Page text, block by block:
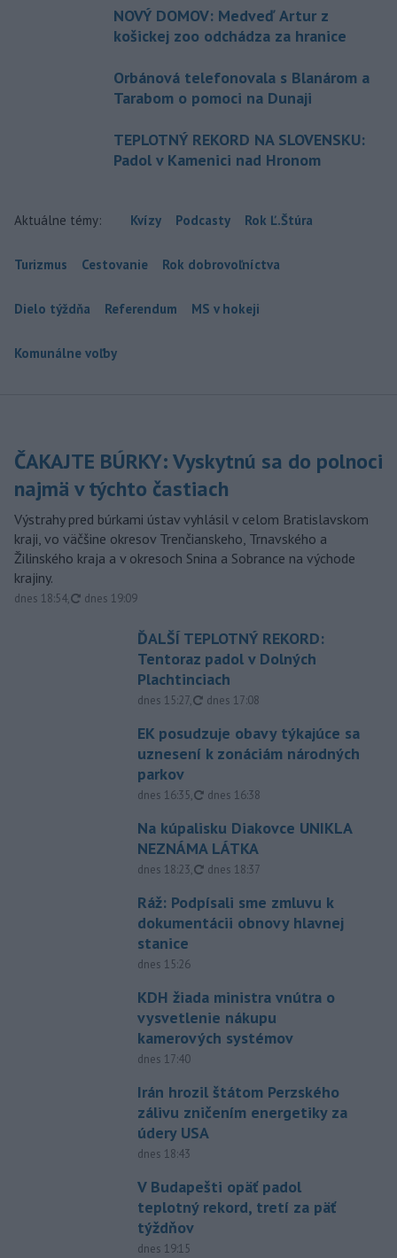
NOVÝ DOMOV: Medveď Artur z
košickej zoo odchádza za hranice
Orbánová telefonovala s Blanárom a
Tarabom o pomoci na Dunaji
TEPLOTNÝ REKORD NA SLOVENSKU:
Padol v Kamenici nad Hronom
Aktuálne témy: Kvízy Podcasty Rok Ľ.Štúra
Turizmus Cestovanie Rok dobrovoľníctva
Dielo týždňa Referendum MS v hokeji
Komunálne voľby
ČAKAJTE BÚRKY: Vyskytnú sa do polnoci
najmä v týchto častiach
Výstrahy pred búrkami ústav vyhlásil v celom Bratislavskom
kraji, vo väčšine okresov Trenčianskeho, Trnavského a
Žilinského kraja a v okresoch Snina a Sobrance na východe
krajiny.
dnes 18:54, aktualizované
dnes 19:09
ĎALŠÍ TEPLOTNÝ REKORD:
Tentoraz padol v Dolných
Plachtinciach
dnes 15:27, aktualizované
dnes 17:08
EK posudzuje obavy týkajúce sa
uznesení k zonáciám národných
parkov
dnes 16:35, aktualizované
dnes 16:38
Na kúpalisku Diakovce UNIKLA
NEZNÁMA LÁTKA
dnes 18:23, aktualizované
dnes 18:37
Ráž: Podpísali sme zmluvu k
dokumentácii obnovy hlavnej
stanice
dnes 15:26
KDH žiada ministra vnútra o
vysvetlenie nákupu
kamerových systémov
dnes 17:40
Irán hrozil štátom Perzského
zálivu zničením energetiky za
údery USA
dnes 18:43
V Budapešti opäť padol
teplotný rekord, tretí za päť
týždňov
dnes 19:15